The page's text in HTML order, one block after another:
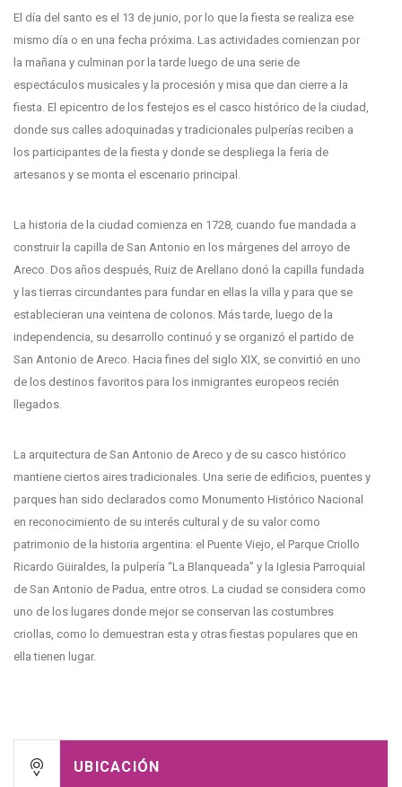
El día del santo es el 13 de junio, por lo que la fiesta se realiza ese
mismo día o en una fecha próxima. Las actividades comienzan por
la mañana y culminan por la tarde luego de una serie de
espectáculos musicales y la procesión y misa que dan cierre a la
fiesta. El epicentro de los festejos es el casco histórico de la ciudad,
donde sus calles adoquinadas y tradicionales pulperías reciben a
los participantes de la fiesta y donde se despliega la feria de
artesanos y se monta el escenario principal.
La historia de la ciudad comienza en 1728, cuando fue mandada a
construir la capilla de San Antonio en los márgenes del arroyo de
Areco. Dos años después, Ruiz de Arellano donó la capilla fundada
y las tierras circundantes para fundar en ellas la villa y para que se
establecieran una veintena de colonos. Más tarde, luego de la
independencia, su desarrollo continuó y se organizó el partido de
San Antonio de Areco. Hacia fines del siglo XIX, se convirtió en uno
de los destinos favoritos para los inmigrantes europeos recién
llegados.
La arquitectura de San Antonio de Areco y de su casco histórico
mantiene ciertos aires tradicionales. Una serie de edificios, puentes y
parques han sido declarados como Monumento Histórico Nacional
en reconocimiento de su interés cultural y de su valor como
patrimonio de la historia argentina: el Puente Viejo, el Parque Criollo
Ricardo Güiraldes, la pulpería “La Blanqueada” y la Iglesia Parroquial
de San Antonio de Padua, entre otros. La ciudad se considera como
uno de los lugares donde mejor se conservan las costumbres
criollas, como lo demuestran esta y otras fiestas populares que en
ella tienen lugar.
UBICACIÓN